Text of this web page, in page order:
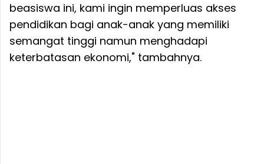
beasiswa ini, kami ingin memperluas akses
pendidikan bagi anak-anak yang memiliki
semangat tinggi namun menghadapi
keterbatasan ekonomi," tambahnya.